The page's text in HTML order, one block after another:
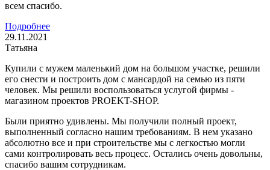
всем спасибо.
Подробнее
29.11.2021
Татьяна
Купили с мужем маленький дом на большом участке, решили
его снести и построить дом с мансардой на семью из пяти
человек. Мы решили воспользоваться услугой фирмы -
магазином проектов PROEKT-SHOP.
Были приятно удивлены. Мы получили полный проект,
выполненный согласно нашим требованиям. В нем указано
абсолютно все и при строительстве мы с легкостью могли
сами контролировать весь процесс. Остались очень довольны,
спасибо вашим сотрудникам.